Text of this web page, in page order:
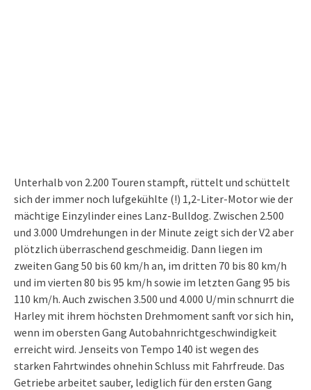
Unterhalb von 2.200 Touren stampft, rüttelt und schüttelt
sich der immer noch lufgekühlte (!) 1,2-Liter-Motor wie der
mächtige Einzylinder eines Lanz-Bulldog. Zwischen 2.500
und 3.000 Umdrehungen in der Minute zeigt sich der V2 aber
plötzlich überraschend geschmeidig. Dann liegen im
zweiten Gang 50 bis 60 km/h an, im dritten 70 bis 80 km/h
und im vierten 80 bis 95 km/h sowie im letzten Gang 95 bis
110 km/h. Auch zwischen 3.500 und 4.000 U/min schnurrt die
Harley mit ihrem höchsten Drehmoment sanft vor sich hin,
wenn im obersten Gang Autobahnrichtgeschwindigkeit
erreicht wird. Jenseits von Tempo 140 ist wegen des
starken Fahrtwindes ohnehin Schluss mit Fahrfreude. Das
Getriebe arbeitet sauber, lediglich für den ersten Gang